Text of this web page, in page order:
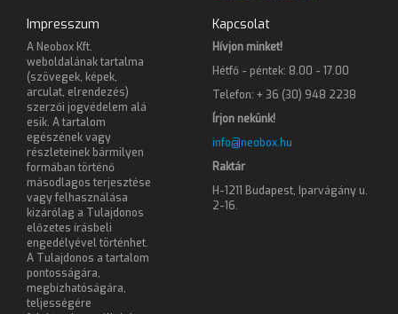
Impresszum
A Neobox Kft.
weboldalának tartalma
(szövegek, képek,
arculat, elrendezés)
szerzői jogvédelem alá
esik. A tartalom
egészének vagy
részleteinek bármilyen
formában történő
másodlagos terjesztése
vagy felhasználása
kizárólag a Tulajdonos
előzetes írásbeli
engedélyével történhet.
A Tulajdonos a tartalom
pontosságára,
megbízhatóságára,
teljességére
Kapcsolat
Hívjon minket!
Hétfő - péntek: 8.00 - 17.00
Telefon: + 36 (30) 948 2238
Írjon nekünk!
info@neobox.hu
Raktár
H-1211 Budapest, Iparvágány u.
2-16.